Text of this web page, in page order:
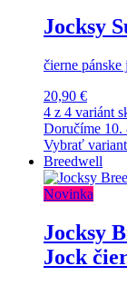
Jocksy
čierne pánske
20,90 €
4 z 4 variánt
Doručíme 10.
Vybrať
Breedwell
Novinka
Jocksy
Jock